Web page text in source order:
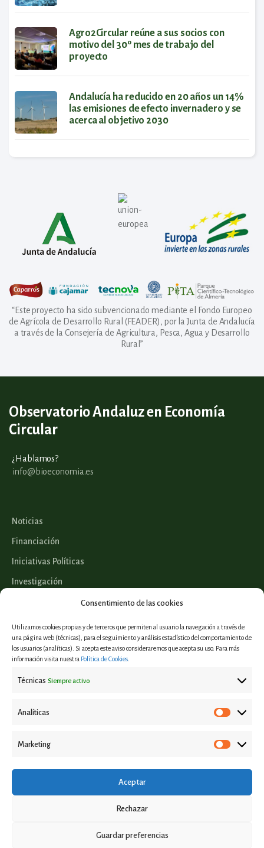
Consentimiento de las cookies
Utilizamos cookies propias y de terceros que permiten al usuario la navegación a través de
una página web (técnicas), para el seguimiento y análisis estadístico del comportamiento de
los usuarios (analíticas). Si acepta este aviso consideraremos que acepta su uso. Para más
información visita nuestra Política de Cookies
Técnicas Siempre activo
Analíticas
Marketing
Aceptar
Rechazar
Guardar preferencias
Agro2Circular reúne a sus socios con
motivo del 30º mes de trabajo del
proyecto
Andalucía ha reducido en 20 años un 14%
las emisiones de efecto invernadero y se
acerca al objetivo 2030
“Este proyecto ha sido subvencionado mediante el Fondo Europeo
de Agrícola de Desarrollo Rural (FEADER), por la Junta de Andalucía
a través de la Consejería de Agricultura, Pesca, Agua y Desarrollo
Rural”
Observatorio Andaluz en Economía
Circular
¿Hablamos?
info@bioeconomia.es
Noticias
Financiación
Iniciativas Políticas
Investigación
Proyectos
Eventos